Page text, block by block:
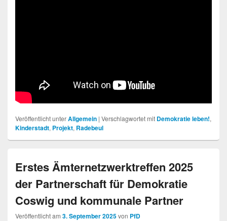
Veröffentlicht unterAllgemein | Verschlagwortet mit Demokratie leben!,
Kinderstadt, Projekt, Radebeul
Erstes Ämternetzwerktreffen 2025
der Partnerschaft für Demokratie
Coswig und kommunale Partner
Veröffentlicht am 3. September 2025von PfD